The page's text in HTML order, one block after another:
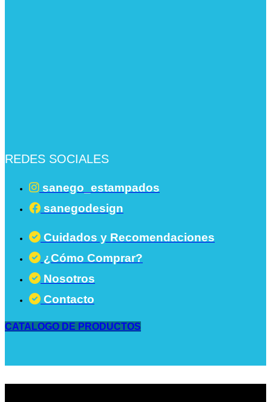
REDES SOCIALES
sanego_estampados
sanegodesign
Cuidados y Recomendaciones
¿Cómo Comprar?
Nosotros
Contacto
CATALOGO DE PRODUCTOS